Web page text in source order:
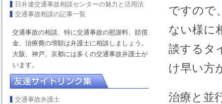
日弁連交通事故相談センターの魅力と活用法
交通事故相談の記事一覧
交通事故の相談、特に交通事故の慰謝料、賠償
金、治療費の増額は弁護士に相談しましょう。
大阪、神戸、京都には多くの交通事故弁護士が
います。
交通事故弁護士
ですので
ない様に
談するタ
け早い方
治療と並